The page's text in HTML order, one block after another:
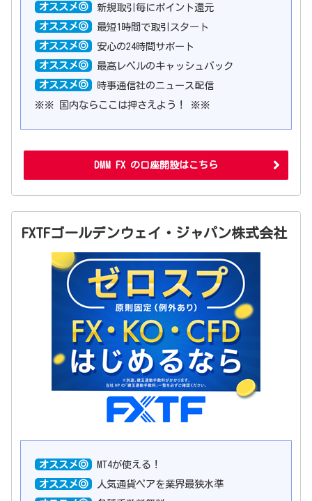
オススメ◎ 新規取引毎にポイント還元
オススメ◎ 最短1時間で取引スタート
オススメ◎ 安心の24時間サポート
オススメ◎ 最高レベルのキャッシュバック
オススメ◎ 時事通信社のニュース配信
※※ 国内ならここは押さえよう！ ※※
DMM FX の口座開設はこちら
FXTFゴールデンウェイ・ジャパン株式会社
オススメ◎ MT4が使える！
オススメ◎ 人気通貨ペアを業界最狭水準